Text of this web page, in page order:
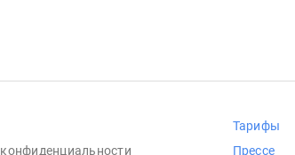
конфиденциальности
Тарифы
Прессе